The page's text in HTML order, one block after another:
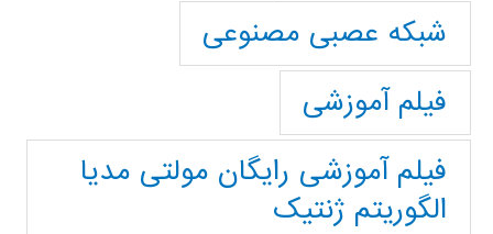
شبکه عصبی مصنوعی
فیلم آموزشی
فیلم آموزشی رایگان مولتی مدیا
الگوریتم ژنتیک